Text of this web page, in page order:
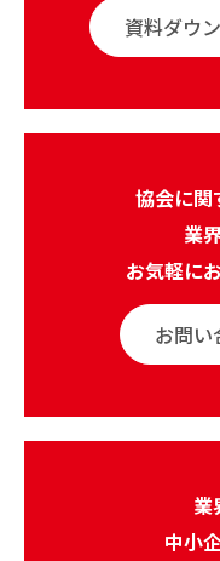
資料ダウ
協会に関
業
お気軽に
お問い
業
中小